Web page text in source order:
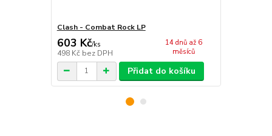
Clash - Combat Rock LP
603 Kč/ks
498 Kč bez DPH
14 dnů až 6
měsíců
Přidat do košíku